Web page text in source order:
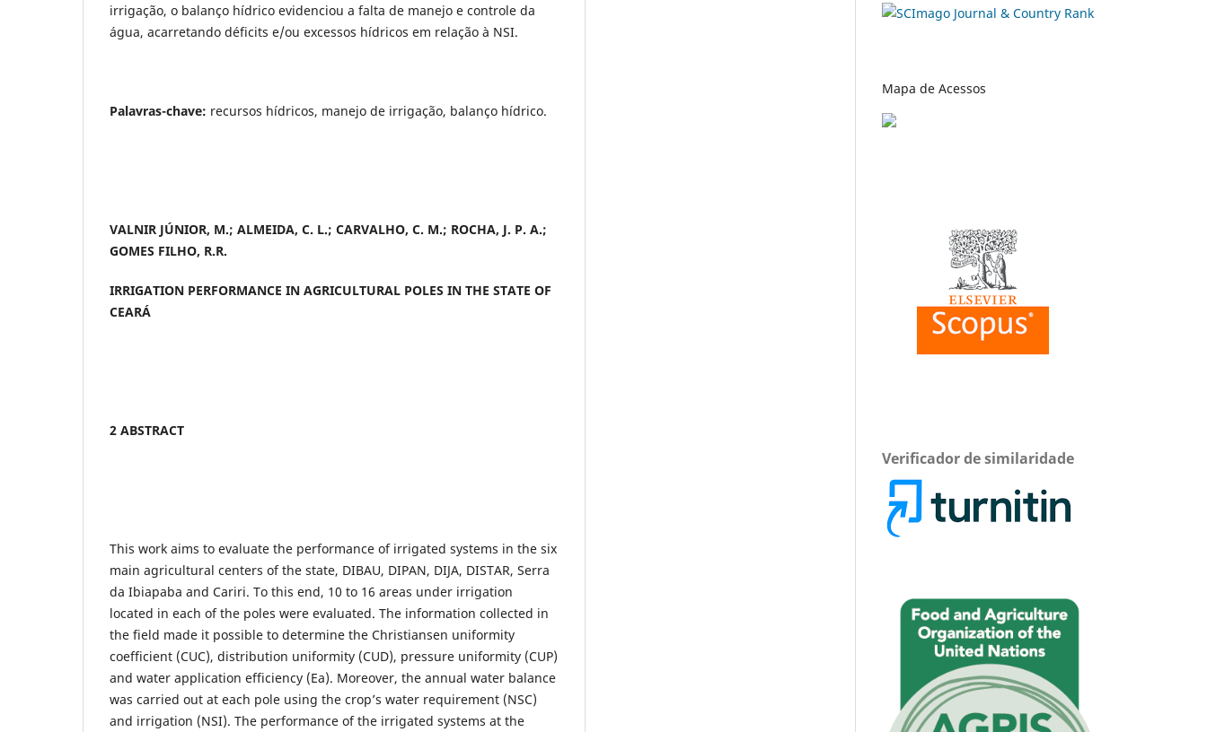
irrigação, o balanço hídrico evidenciou a falta de manejo e controle da
água, acarretando déficits e/ou excessos hídricos em relação à NSI.
Palavras-chave: recursos hídricos, manejo de irrigação, balanço hídrico.
VALNIR JÚNIOR, M.; ALMEIDA, C. L.; CARVALHO, C. M.; ROCHA, J. P. A.;
GOMES FILHO, R.R.
IRRIGATION PERFORMANCE IN AGRICULTURAL POLES IN THE STATE OF
CEARÁ
2 ABSTRACT
This work aims to evaluate the performance of irrigated systems in the six
main agricultural centers of the state, DIBAU, DIPAN, DIJA, DISTAR, Serra
da Ibiapaba and Cariri. To this end, 10 to 16 areas under irrigation
located in each of the poles were evaluated. The information collected in
the field made it possible to determine the Christiansen uniformity
coefficient (CUC), distribution uniformity (CUD), pressure uniformity (CUP)
and water application efficiency (Ea). Moreover, the annual water balance
was carried out at each pole using the crop’s water requirement (NSC)
and irrigation (NSI). The performance of the irrigated systems at the
Mapa de Acessos
Verificador de similaridade